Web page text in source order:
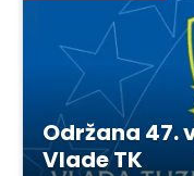
Održana 47.
Vlade TK